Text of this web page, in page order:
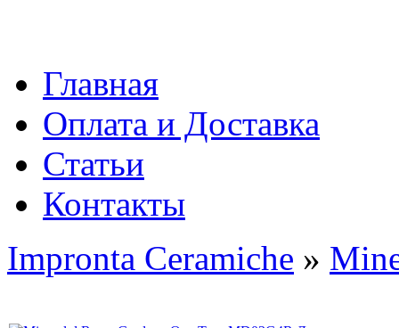
Главная
Оплата и Доставка
Статьи
Контакты
Impronta Ceramiche »